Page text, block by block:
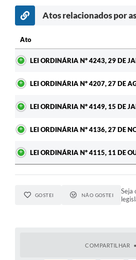
Atos relacionados por
Ato
LEI ORDINÁRIA Nº 4243, 29 DE
LEI ORDINÁRIA Nº 4207, 27 DE
LEI ORDINÁRIA Nº 4149, 15 DE
LEI ORDINÁRIA Nº 4136, 27 DE
LEI ORDINÁRIA Nº 4115, 11 DE
GOSTEI NÃO GOSTEI
Seja
COMPARTILHAR